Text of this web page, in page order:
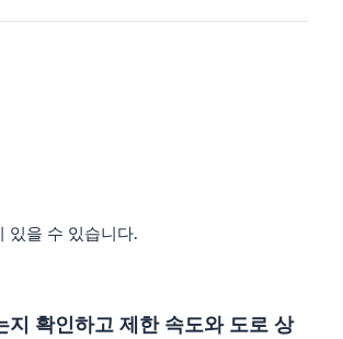
있을 수 있습니다.
확인하고 제한 속도와 도로 상